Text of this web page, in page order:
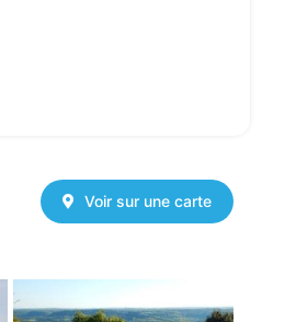
Voir sur une carte